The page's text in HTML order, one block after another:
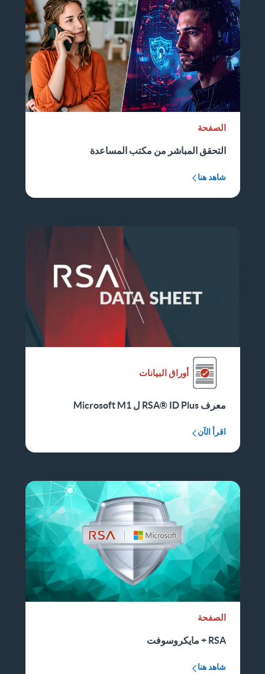
الصفحة
التحقق المباشر من مكتب المساعدة
شاهد هنا
أوراق البيانات
معرف RSA® ID Plus ل Microsoft M1
اقرأ الآن
الصفحة
RSA + مايكروسوفت
شاهد هنا